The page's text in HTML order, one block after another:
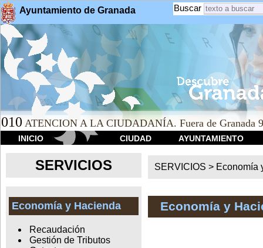
Ayuntamiento de Granada Buscar
010 ATENCION A LA CIUDADANÍA. Fuera de Granada
INICIO CIUDAD AYUNTAMIENTO
SERVICIOS
Economía y Hacienda
Recaudación
Gestión de Tributos
SERVICIOS > Economía
Economía y